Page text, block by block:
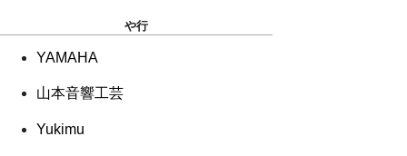
や行
YAMAHA
山本音響工芸
Yukimu